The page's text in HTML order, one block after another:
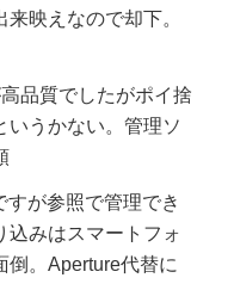
映えなので却下。
品質でしたがポイ捨
いうかない。管理ソ
が参照で管理でき
込みはスマートフォ
倒。Aperture代替に